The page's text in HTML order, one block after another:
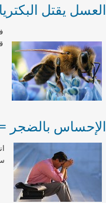
العسل يقتل
الإحساس بالضجر =